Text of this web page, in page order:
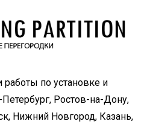
по установке и
Ростов-на-Дону,
Нижний Новгород, Казань,